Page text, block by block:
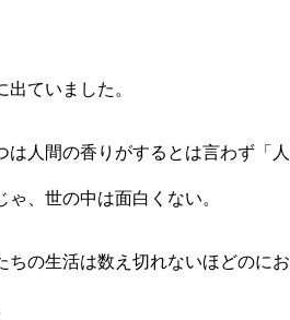
ていました。
人間の香りがするとは言わず「人
、世の中は面白くない。
の生活は数え切れないほどのにお